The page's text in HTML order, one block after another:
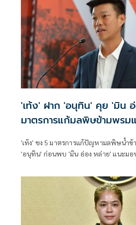
'เท้ง' ฝาก 'อนุทิน' คุย 'มิน
มาตรการแก้มลพิษข้ามพรม
'เท้ง' ชง 5 มาตรการแก้ปัญหามลพิษน้ำข้
'อนุทิน' ก่อนพบ 'มิน อ่อง หล่าย' แนะมอ